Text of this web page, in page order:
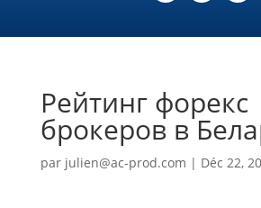
Рейтинг форекс
брокеров в
par julien@ac-prod.com | Déc 22,